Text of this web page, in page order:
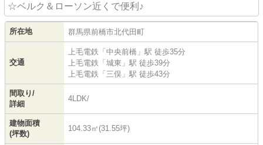
☆ベルク＆ローソン近くで便利♪
所在地 群馬県前橋市北代田町
交通
上毛電鉄 「 中央前橋 」駅 徒歩35分
上毛電鉄 「 城東 」駅 徒歩39分
上毛電鉄 「 三俣 」駅 徒歩43分
間取り/
詳細
4LDK/
建物面積
(坪数)
104.33㎡(31.55坪)